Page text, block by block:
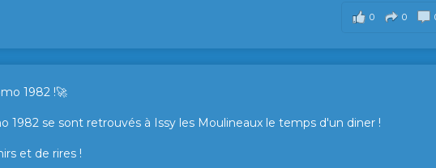
0 0
1982 !🚀
1982 se sont retrouvés à Issy les Moulineaux le temps d'un diner !
et de rires !